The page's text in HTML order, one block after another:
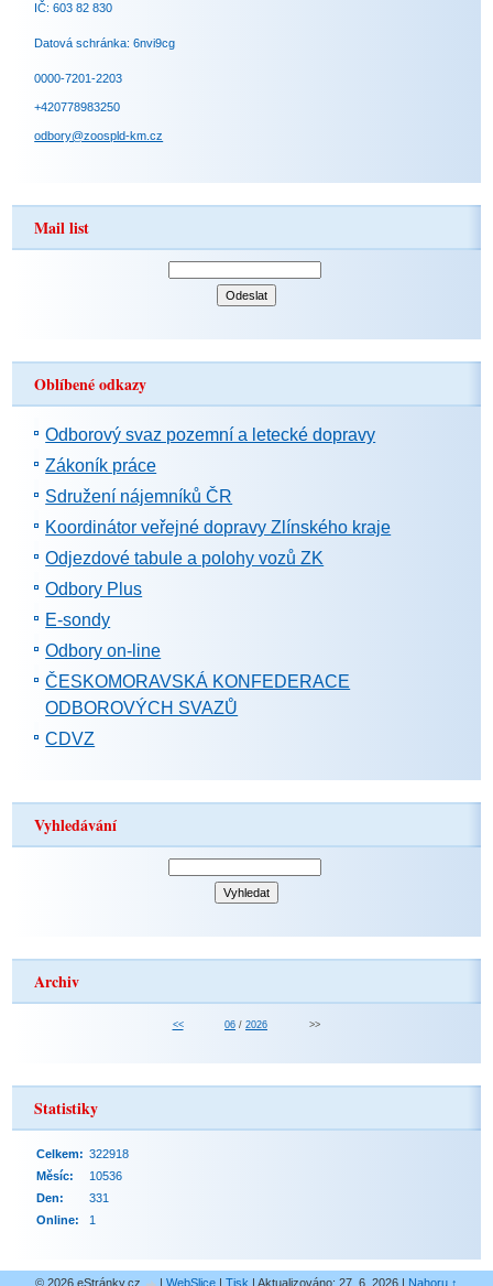
IČ: 603 82 830
Datová schránka: 6nvi9cg
0000-7201-2203
+420778983250
odbory@zoospld-km.cz
Mail list
Oblíbené odkazy
Odborový svaz pozemní a letecké dopravy
Zákoník práce
Sdružení nájemníků ČR
Koordinátor veřejné dopravy Zlínského kraje
Odjezdové tabule a polohy vozů ZK
Odbory Plus
E-sondy
Odbory on-line
ČESKOMORAVSKÁ KONFEDERACE
ODBOROVÝCH SVAZŮ
CDVZ
Vyhledávání
Archiv
<< 06 / 2026 >>
Statistiky
Online: 1
Celkem: 322918
Měsíc:
10536
Den:
331
© 2026 eStránky.cz | WebSlice | Tisk | Aktualizováno: 27. 6. 2026 | Nahoru ↑